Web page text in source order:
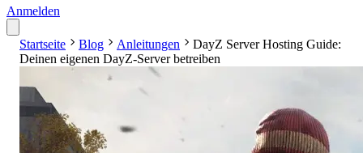
Anmelden
Startseite Blog Anleitungen
DayZ Server Hosting Guide:
Deinen eigenen DayZ-Server betreiben